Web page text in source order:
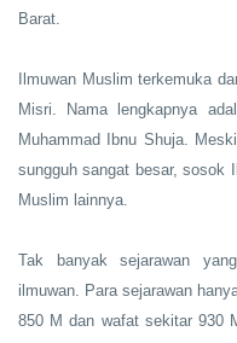
Barat.
Ilmuwan Muslim terkemuka
Misri. Nama lengkapnya
Muhammad Ibnu Shuja.
sungguh sangat besar, sosok
Muslim lainnya.
Tak banyak sejarawan
ilmuwan. Para sejarawan
850 M dan wafat sekitar 930